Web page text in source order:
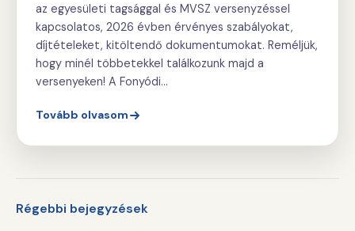
az egyesületi tagsággal és MVSZ versenyzéssel
kapcsolatos, 2026 évben érvényes szabályokat,
díjtételeket, kitöltendő dokumentumokat. Reméljük,
hogy minél többetekkel találkozunk majd a
versenyeken! A Fonyódi…
Tovább olvasom
Régebbi bejegyzések